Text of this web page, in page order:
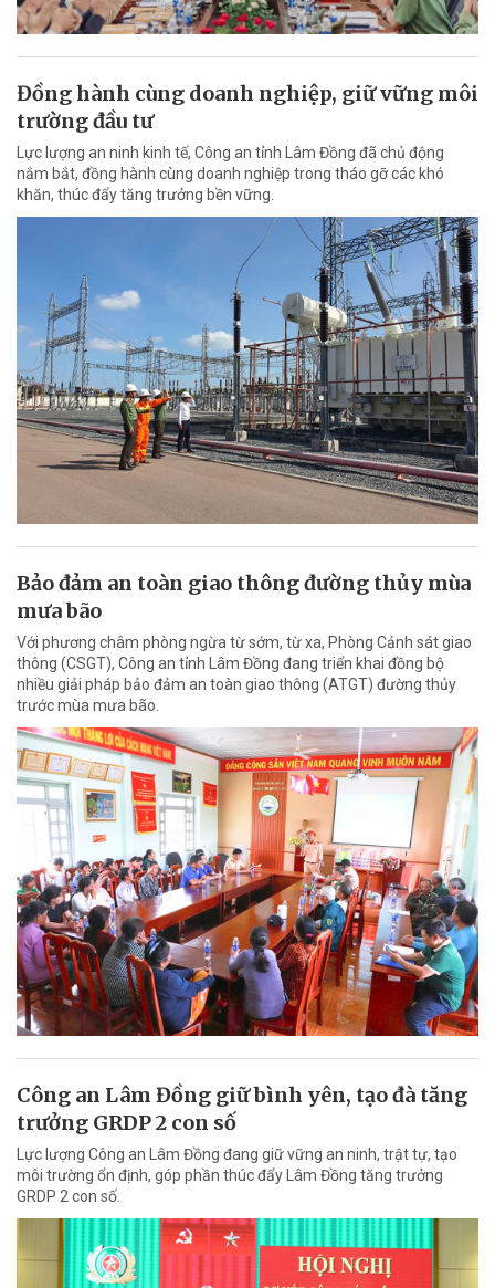
Đồng hành cùng doanh nghiệp, giữ vững môi
trường đầu tư
Lực lượng an ninh kinh tế, Công an tỉnh Lâm Đồng đã chủ động
nắm bắt, đồng hành cùng doanh nghiệp trong tháo gỡ các khó
khăn, thúc đẩy tăng trưởng bền vững.
Bảo đảm an toàn giao thông đường thủy mùa
mưa bão
Với phương châm phòng ngừa từ sớm, từ xa, Phòng Cảnh sát giao
thông (CSGT), Công an tỉnh Lâm Đồng đang triển khai đồng bộ
nhiều giải pháp bảo đảm an toàn giao thông (ATGT) đường thủy
trước mùa mưa bão.
Công an Lâm Đồng giữ bình yên, tạo đà tăng
trưởng GRDP 2 con số
Lực lượng Công an Lâm Đồng đang giữ vững an ninh, trật tự, tạo
môi trường ổn định, góp phần thúc đẩy Lâm Đồng tăng trưởng
GRDP 2 con số.